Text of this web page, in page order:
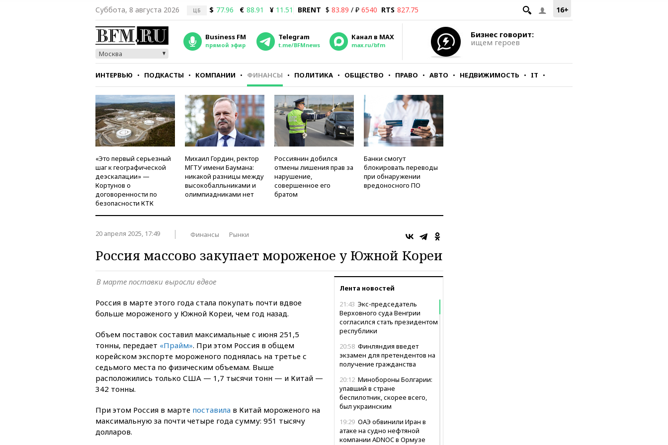
16+
Суббота, 8 августа 2026 ЦБ $ 77.96 € 88.91 ¥ 11.51 BRENT $ 83.89 / ₽ 6540 RTS 827.75
Москва
Business FM
прямой эфир
Telegram
t.me/BFMnews
Канал в MAX
max.ru/bfm
Бизнес говорит:
ищем героев
ИНТЕРВЬЮ ПОДКАСТЫ КОМПАНИИ ФИНАНСЫ ПОЛИТИКА ОБЩЕСТВО ПРАВО АВТО НЕДВИЖИМОСТЬ IT
СТИЛЬ ТЕСТЫ
«Это первый серьезный
шаг к географической
деэскалации» —
Кортунов о
договоренности по
безопасности КТК
Михаил Гордин, ректор
МГТУ имени Баумана:
никакой разницы между
высокобалльниками и
олимпиадниками нет
Россиянин добился
отмены лишения прав за
нарушение,
совершенное его
братом
Банки смогут
блокировать переводы
при обнаружении
вредоносного ПО
20 апреля 2025, 17:49 Финансы Рынки
Россия массово закупает мороженое у Южной Кореи
Лента новостей
21:43 Экс-председатель
Верховного суда Венгрии
согласился стать президентом
республики
20:58 Финляндия введет
экзамен для претендентов на
получение гражданства
20:12 Минобороны Болгарии:
упавший в стране
беспилотник, скорее всего,
был украинским
19:29 ОАЭ обвинили Иран в
атаке на судно нефтяной
компании ADNOC в Ормузе
В марте поставки выросли вдвое
Россия в марте этого года стала покупать почти вдвое
больше мороженого у Южной Кореи, чем год назад.
Объем поставок составил максимальные с июня 251,5
тонны, передает «Прайм». При этом Россия в общем
корейском экспорте мороженого поднялась на третье с
седьмого места по физическим объемам. Выше
расположились только США — 1,7 тысячи тонн — и Китай —
342 тонны.
При этом Россия в марте поставила в Китай мороженого на
максимальную за почти четыре года сумму: 951 тысячу
долларов.